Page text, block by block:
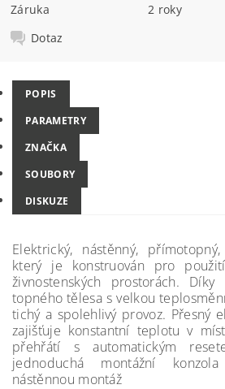
Záruka
2 roky
Dotaz
POPIS
PARAMETRY
ZNAČKA
SOUBORY
DISKUZE
Elektrický, nástěnný,
který je konstruován pro
živnostenských prostorách.
topného tělesa s velkou
tichý a spolehlivý provoz. Přesný
zajišťuje konstantní teplotu v
přehřátí s automatickým
jednoduchá montážní
nástěnnou montáž